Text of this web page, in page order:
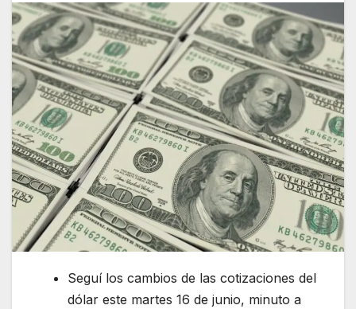
Seguí los cambios de las cotizaciones del
dólar este martes 16 de junio, minuto a